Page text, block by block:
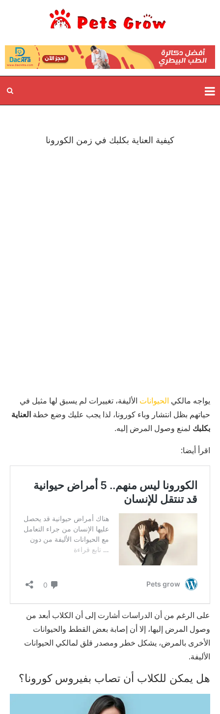
كيفية العناية بكلبك في زمن الكورونا
يواجه مالكي الحيوانات الأليفة، تغييرات لم يسبق لها مثيل في
حياتهم بظل انتشار وباء كورونا، لذا يجب عليك وضع خطة العناية
بكلبك لمنع وصول المرض إليه.
اقرأ أيضا:
على الرغم من أن الدراسات أشارت إلى أن الكلاب أبعد من
وصول المرض إليها، إلا أن إصابة بعض القطط والحيوانات
الأخرى بالمرض، يشكل خطر ومصدر قلق لمالكي الحيوانات
الأليفة.
هل يمكن للكلاب أن تصاب بفيروس كورونا؟